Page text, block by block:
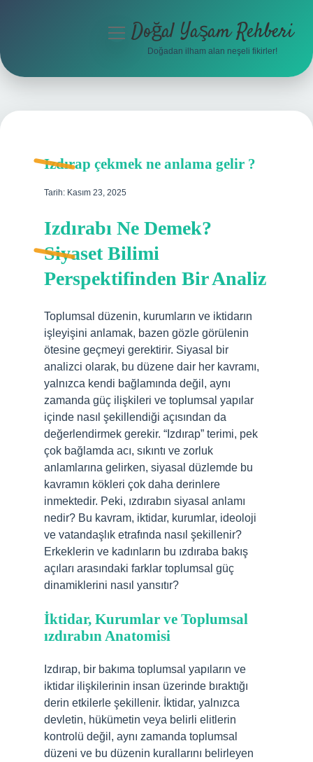
Hakkımızda
menüyüDoğal Yaşam Rehberi
Doğadan ilham alan neşeli fikirler!
Izdırap çekmek ne anlama gelir ?
Tarih: Kasım 23, 2025
Izdırabı Ne Demek?
Siyaset Bilimi
Perspektifinden Bir Analiz
Toplumsal düzenin, kurumların ve iktidarın
işleyişini anlamak, bazen gözle görülenin
ötesine geçmeyi gerektirir. Siyasal bir
analizci olarak, bu düzene dair her kavramı,
yalnızca kendi bağlamında değil, aynı
zamanda güç ilişkileri ve toplumsal yapılar
içinde nasıl şekillendiği açısından da
değerlendirmek gerekir. “Izdırap” terimi, pek
çok bağlamda acı, sıkıntı ve zorluk
anlamlarına gelirken, siyasal düzlemde bu
kavramın kökleri çok daha derinlere
inmektedir. Peki, ızdırabın siyasal anlamı
nedir? Bu kavram, iktidar, kurumlar, ideoloji
ve vatandaşlık etrafında nasıl şekillenir?
Erkeklerin ve kadınların bu ızdıraba bakış
açıları arasındaki farklar toplumsal güç
dinamiklerini nasıl yansıtır?
İktidar, Kurumlar ve Toplumsal
ızdırabın Anatomisi
Izdırap, bir bakıma toplumsal yapıların ve
iktidar ilişkilerinin insan üzerinde bıraktığı
derin etkilerle şekillenir. İktidar, yalnızca
devletin, hükümetin veya belirli elitlerin
kontrolü değil, aynı zamanda toplumsal
düzeni ve bu düzenin kurallarını belirleyen